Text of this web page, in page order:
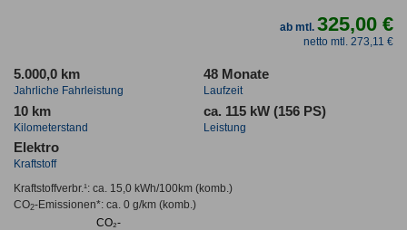
ab mtl.325,00 €
netto mtl. 273,11 €
5.000,0 km
Jahrliche Fahrleistung
48 Monate
Laufzeit
10 km
Kilometerstand
ca. 115 kW (156 PS)
Leistung
Elektro
Kraftstoff
Kraftstoffverbr.¹: ca. 15,0 kWh/100km(komb.)
CO2-Emissionen*: ca. 0 g/km(komb.)
CO₂-